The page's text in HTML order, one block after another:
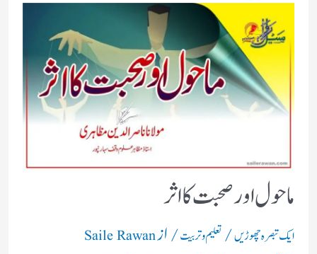
ماحول اور صحبت کا اثر
ایک تبصرہ چھوڑیں/ تعلیم و تربیت/ ازSaile Rawan